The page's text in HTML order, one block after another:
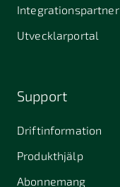
Integrationspartner
Utvecklarportal
Support
Driftinformation
Produkthjälp
Abonnemang